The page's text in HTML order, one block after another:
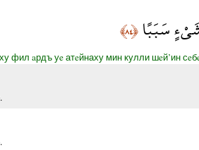
سَبَبًا﴿٨٤﴾
фил aрдъ уe атeйнаху мин кулли шeй’ин